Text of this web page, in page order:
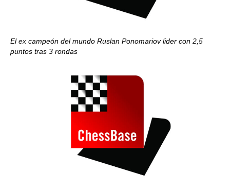
El ex campeón del mundo Ruslan Ponomariov lider con 2,5
puntos tras 3 rondas